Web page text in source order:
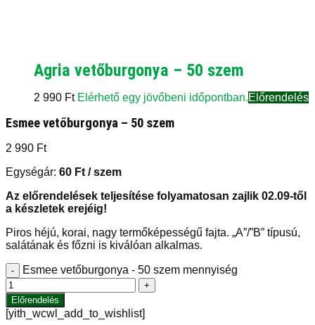
Agria vetőburgonya – 50 szem
2 990 Ft Elérhető egy jövőbeni időpontban.Előrendelés
Esmee vetőburgonya – 50 szem
2 990 Ft
Egységár: 60 Ft / szem
Az előrendelések teljesítése folyamatosan zajlik 02.09-től
a készletek erejéig!
Piros héjú, korai, nagy termőképességű fajta. „A”/”B” típusú,
salátának és főzni is kiválóan alkalmas.
- Esmee vetőburgonya - 50 szem mennyiség
+
Előrendelés
[yith_wcwl_add_to_wishlist]